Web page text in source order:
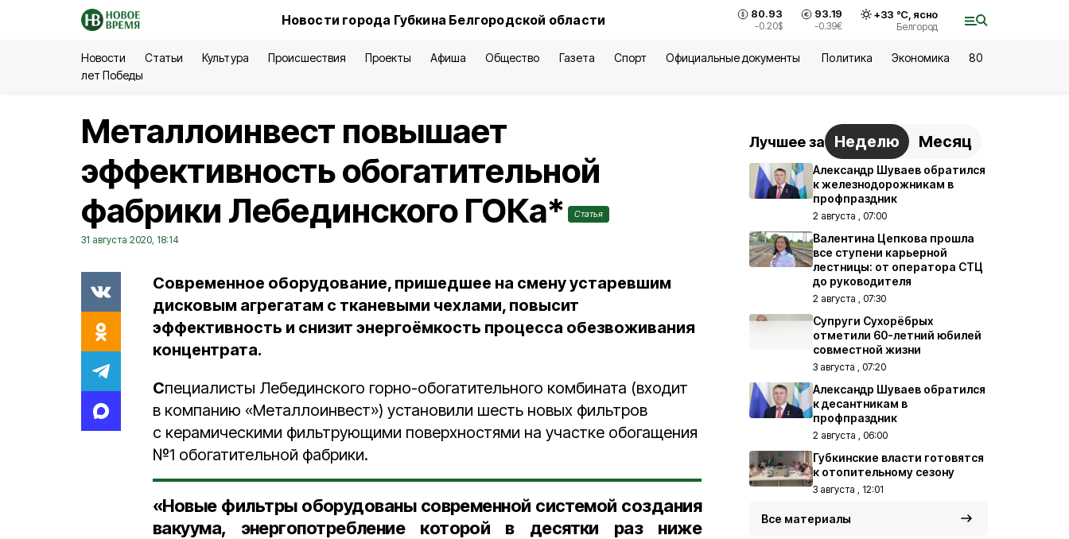
Новости города Губкина Белгородской области 80.93
-0.20$
93.19
-0.39€
+33 °С, ясно
Белгород
Новости Статьи Культура Происшествия Проекты Афиша Общество Газета Спорт Официальные документы Политика Экономика
80
лет Победы
Металлоинвест повышает
эффективность обогатительной
фабрики Лебединского ГОКа*
Статья
31 августа 2020, 18:14
Современное оборудование, пришедшее на смену устаревшим
дисковым агрегатам с тканевыми чехлами, повысит
эффективность и снизит энергоёмкость процесса обезвоживания
концентрата.
Специалисты Лебединского горно-обогатительного комбината (входит
в компанию «Металлоинвест») установили шесть новых фильтров
с керамическими фильтрующими поверхностями на участке обогащения
№1 обогатительной фабрики.
«Новые фильтры оборудованы современной системой создания
вакуума, энергопотребление которой в десятки раз ниже
Лучшее за Неделю Месяц
Александр Шуваев обратился
к железнодорожникам в
профпраздник
2 августа , 07:00
Валентина Цепкова прошла
все ступени карьерной
лестницы: от оператора СТЦ
до руководителя
2 августа , 07:30
Супруги Сухорёбрых
отметили 60-летний юбилей
совместной жизни
3 августа , 07:20
Александр Шуваев обратился
к десантникам в
профпраздник
2 августа , 06:00
Губкинские власти готовятся
к отопительному сезону
3 августа , 12:01
Все материалы